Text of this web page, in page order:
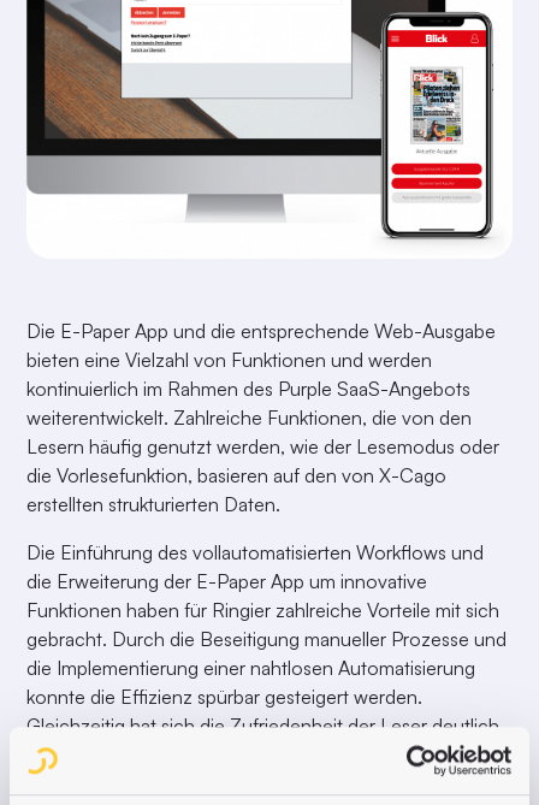
Die E-Paper App und die entsprechende Web-Ausgabe
bieten eine Vielzahl von Funktionen und werden
kontinuierlich im Rahmen des Purple SaaS-Angebots
weiterentwickelt. Zahlreiche Funktionen, die von den
Lesern häufig genutzt werden, wie der Lesemodus oder
die Vorlesefunktion, basieren auf den von X-Cago
erstellten strukturierten Daten.
Die Einführung des vollautomatisierten Workflows und
die Erweiterung der E-Paper App um innovative
Funktionen haben für Ringier zahlreiche Vorteile mit sich
gebracht. Durch die Beseitigung manueller Prozesse und
die Implementierung einer nahtlosen Automatisierung
konnte die Effizienz spürbar gesteigert werden.
Gleichzeitig hat sich die Zufriedenheit der Leser deutlich
erhöht.